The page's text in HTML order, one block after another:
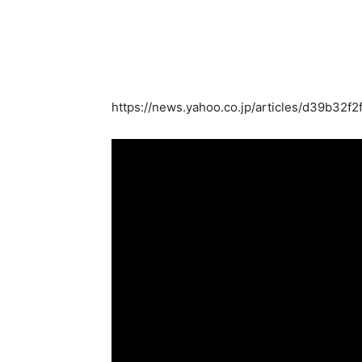
https://news.yahoo.co.jp/articles/